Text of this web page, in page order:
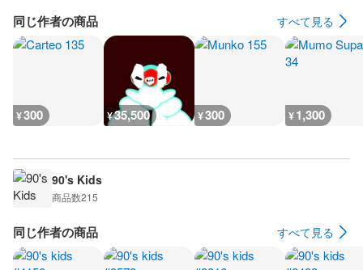
同じ作者の商品 すべて見る
¥300 ¥35,500 ¥300 ¥1,300
90's Kids
商品数215
同じ作者の商品 すべて見る